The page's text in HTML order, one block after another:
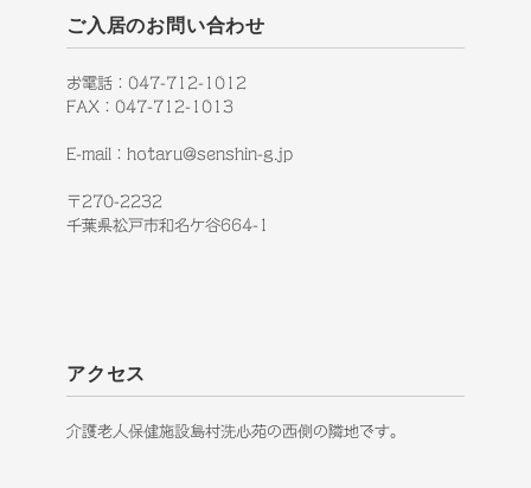
ご入居のお問い合わせ
お電話：047-712-1012
FAX：047-712-1013
E-mail：hotaru@senshin-g.jp
〒270-2232
千葉県松戸市和名ケ谷664-1
アクセス
介護老人保健施設島村洗心苑の西側の隣地です。